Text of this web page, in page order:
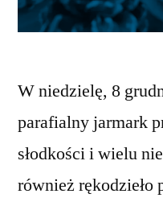
W niedzielę, 8
parafialny jarmark
słodkości i wielu
również rękodzieło